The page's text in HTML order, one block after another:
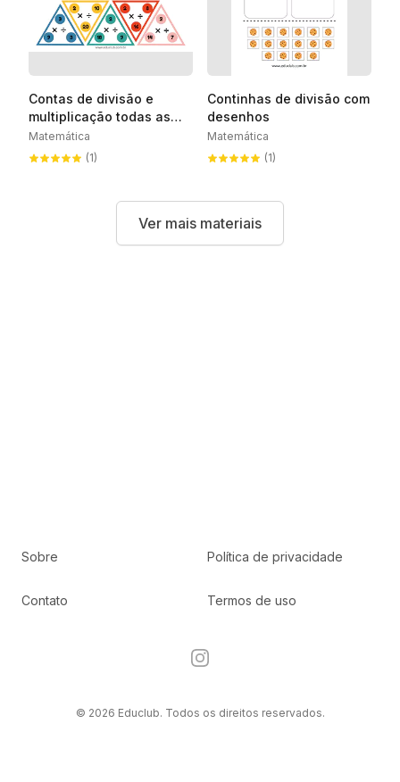
Contas de divisão e
multiplicação todas as
tabuadas
Matemática
(1)
Continhas de divisão com
desenhos
Matemática
(1)
Ver mais materiais
Sobre
Contato
Política de privacidade
Termos de uso
Instagram
© 2026 Educlub. Todos os direitos reservados.